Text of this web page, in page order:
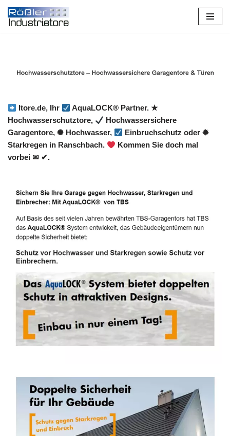
Zum
Itore.de, Ihr
AquaLOCK® Partner. ★
Hochwasserschutztore,
Hochwassersichere
Garagentore, ✺ Hochwasser,
Einbruchschutz oder ✹
Starkregen in Ranschbach.
Kommen Sie doch mal
vorbei ✉ ✔.